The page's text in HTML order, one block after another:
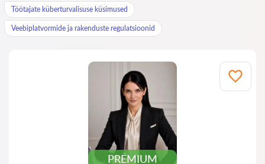
Töötajate küberturvalisuse küsimused
Veebiplatvormide ja rakenduste regulatsioonid
PREMIUM